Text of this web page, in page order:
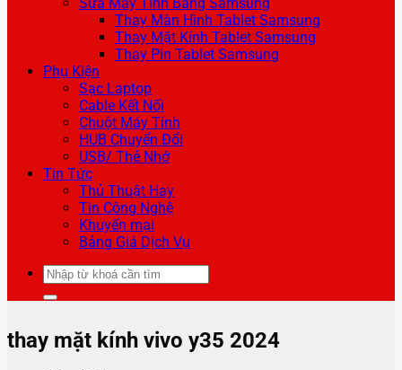
Thay Màn Hình Tablet Samsung
Thay Mặt Kính Tablet Samsung
Thay Pin Tablet Samsung
Phụ Kiện
Sạc Laptop
Cable Kết Nối
Chuột Máy Tính
HUB Chuyển Đổi
USB/ Thẻ Nhớ
Tin Tức
Thủ Thuật Hay
Tin Công Nghệ
Khuyến mại
Bảng Giá Dịch Vụ
Tìm
kiếm:
thay mặt kính vivo y35 2024